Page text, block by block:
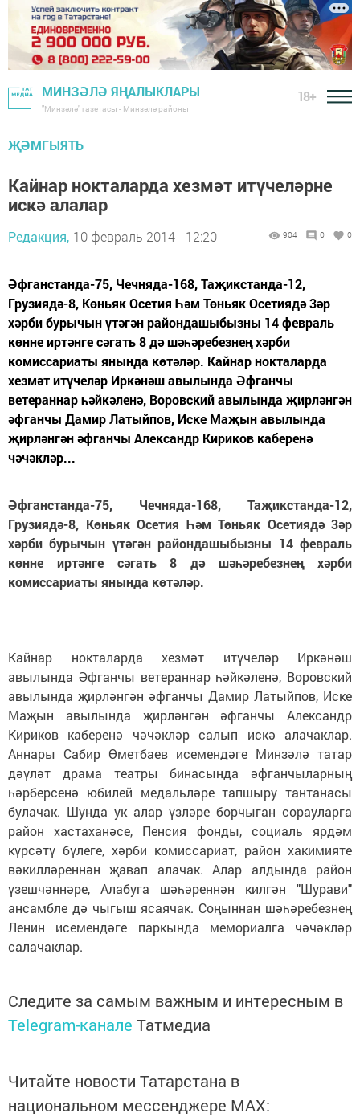
МИНЗӘЛӘ ЯҢАЛЫКЛАРЫ
"Минзәлә" газетасы - Минзәлә районы
18+
ҖӘМГЫЯТЬ
Кайнар нокталарда хезмәт итүчеләрне
искә алалар
Редакция, 10 февраль 2014 - 12:20 904 0 0
Әфганстанда-75, Чечняда-168, Таҗикстанда-12,
Грузиядә-8, Көньяк Осетия Һәм Төньяк Осетиядә 3әр
хәрби бурычын үтәгән райондашыбызны 14 февраль
көнне иртәнге сәгать 8 дә шәһәребезнең хәрби
комиссариаты янында көтәләр. Кайнар нокталарда
хезмәт итүчеләр Иркәнәш авылында Әфганчы
ветераннар һәйкәленә, Воровский авылында җирләнгән
әфганчы Дамир Латыйпов, Иске Маҗын авылында
җирләнгән әфганчы Александр Кириков каберенә
чәчәкләр...
Әфганстанда-75, Чечняда-168, Таҗикстанда-12,
Грузиядә-8, Көньяк Осетия Һәм Төньяк Осетиядә 3әр
хәрби бурычын үтәгән райондашыбызны 14 февраль
көнне иртәнге сәгать 8 дә шәһәребезнең хәрби
комиссариаты янында көтәләр.
Кайнар нокталарда хезмәт итүчеләр Иркәнәш
авылында Әфганчы ветераннар һәйкәленә, Воровский
авылында җирләнгән әфганчы Дамир Латыйпов, Иске
Маҗын авылында җирләнгән әфганчы Александр
Кириков каберенә чәчәкләр салып искә алачаклар.
Аннары Сабир Өметбаев исемендәге Минзәлә татар
дәүләт драма театры бинасында әфганчыларның
һәрберсенә юбилей медальләре тапшыру тантанасы
булачак. Шунда ук алар үзләре борчыган сорауларга
район хастаханәсе, Пенсия фонды, социаль ярдәм
күрсәтү бүлеге, хәрби комиссариат, район хакимияте
вәкилләреннән җавап алачак. Алар алдында район
үзешчәннәре, Алабуга шәһәреннән килгән "Шурави"
ансамбле дә чыгыш ясаячак. Соңыннан шәһәребезнең
Ленин исемендәге паркында мемориалга чәчәкләр
салачаклар.
Следите за самым важным и интересным в
Telegram-канале Татмедиа
Читайте новости Татарстана в
национальном мессенджере MАХ: